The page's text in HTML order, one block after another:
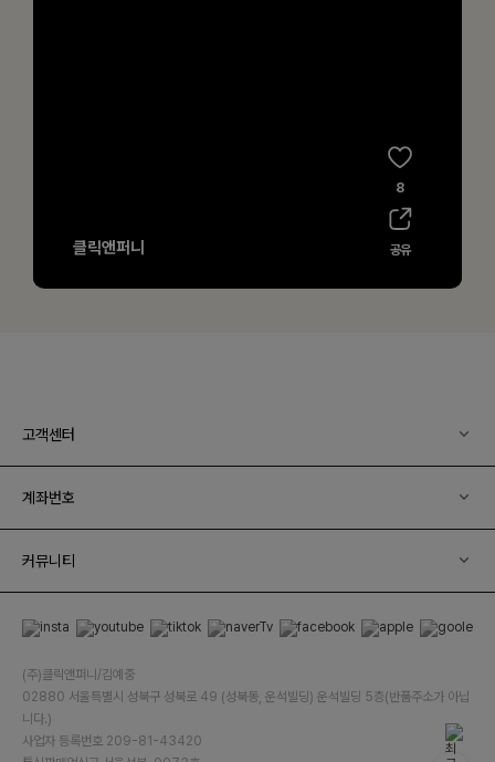
고객센터
계좌번호
커뮤니티
(주)클릭앤퍼니/김예중
02880 서울특별시 성북구 성북로 49 (성북동, 운석빌딩) 운석빌딩 5층(반품주소가 아닙
니다.)
사업자 등록번호 209-81-43420